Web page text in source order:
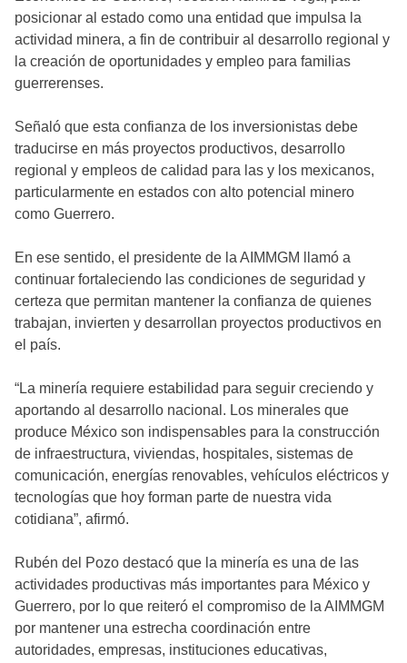
posicionar al estado como una entidad que impulsa la
actividad minera, a fin de contribuir al desarrollo regional y
la creación de oportunidades y empleo para familias
guerrerenses.
Señaló que esta confianza de los inversionistas debe
traducirse en más proyectos productivos, desarrollo
regional y empleos de calidad para las y los mexicanos,
particularmente en estados con alto potencial minero
como Guerrero.
En ese sentido, el presidente de la AIMMGM llamó a
continuar fortaleciendo las condiciones de seguridad y
certeza que permitan mantener la confianza de quienes
trabajan, invierten y desarrollan proyectos productivos en
el país.
“La minería requiere estabilidad para seguir creciendo y
aportando al desarrollo nacional. Los minerales que
produce México son indispensables para la construcción
de infraestructura, viviendas, hospitales, sistemas de
comunicación, energías renovables, vehículos eléctricos y
tecnologías que hoy forman parte de nuestra vida
cotidiana”, afirmó.
Rubén del Pozo destacó que la minería es una de las
actividades productivas más importantes para México y
Guerrero, por lo que reiteró el compromiso de la AIMMGM
por mantener una estrecha coordinación entre
autoridades, empresas, instituciones educativas,